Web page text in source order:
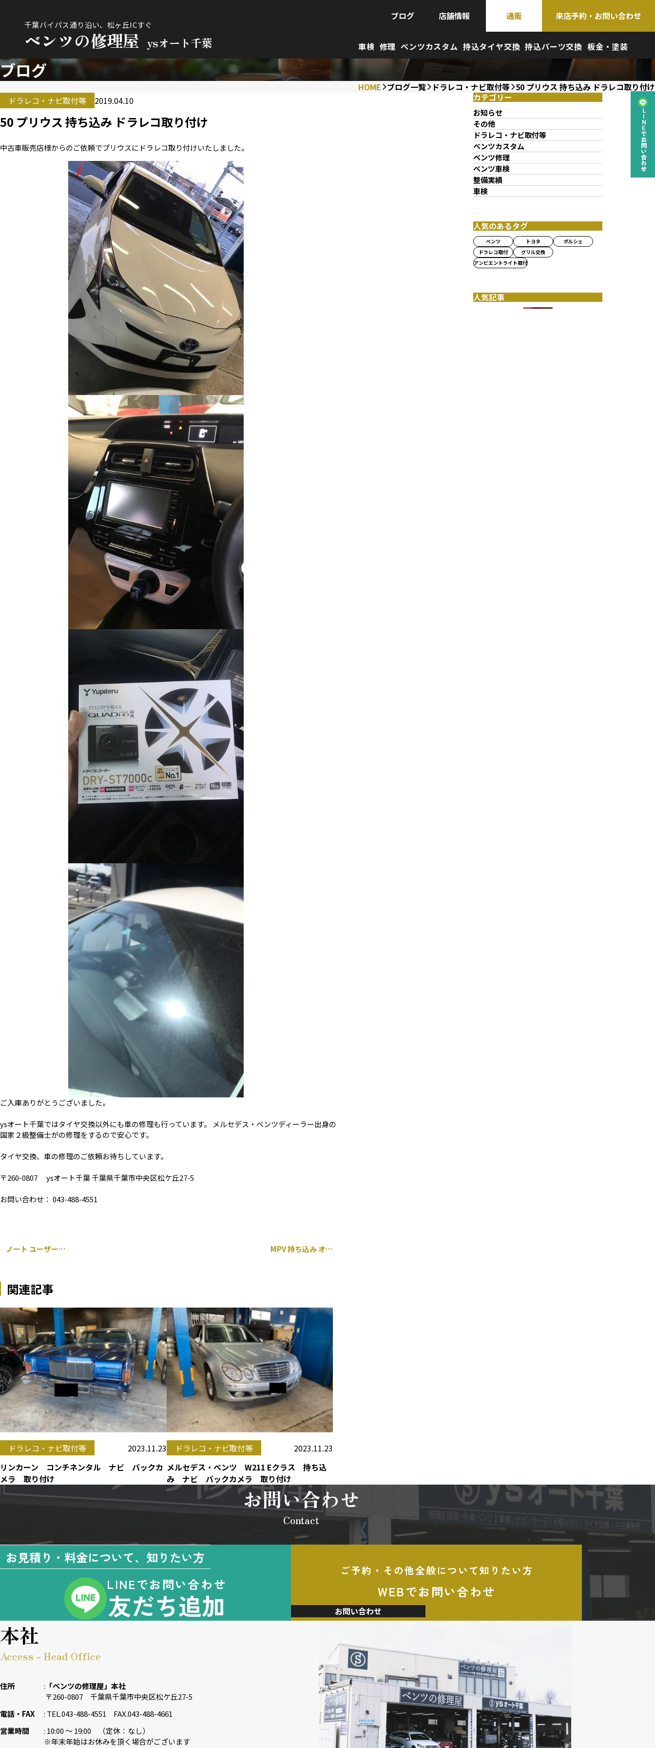
千葉バイパス通り沿い、松ヶ丘ICすぐ
ベンツの修理屋 ysオート千葉
ブログ 店舗情報 通販 来店予約・お問い合わせ
車検 修理 ベンツカスタム 持込タイヤ交換 持込パーツ交換 板金・塗装
LINEでお問い合わせ
ブログ
HOME ブログ一覧 ドラレコ・ナビ取付等 50 プリウス 持ち込み ドラレコ取り付け
ドラレコ・ナビ取付等
2019.04.10
50 プリウス 持ち込み ドラレコ取り付け
中古車販売店様からのご依頼でプリウスにドラレコ取り付けいたしました。
ご入庫ありがとうございました。
ysオート千葉ではタイヤ交換以外にも車の修理も行っています。 メルセデス・ベンツディーラー出身の
国家２級整備士がの修理をするので安心です。
タイヤ交換、車の修理のご依頼お待ちしています。
〒260-0807 ysオート千葉 千葉県千葉市中央区松ケ丘27-5
お問い合わせ： 043-488-4551
ノート ユーザー車検代行 MPV 持ち込み オルタネーター 交換
関連記事
ドラレコ・ナビ取付等
2023.11.23
リンカーン コンチネンタル ナビ バックカ
メラ 取り付け
ドラレコ・ナビ取付等
2023.11.23
メルセデス・ベンツ W211 Eクラス 持ち込
み ナビ バックカメラ 取り付け
カテゴリー
お知らせ
その他
ドラレコ・ナビ取付等
ベンツカスタム
ベンツ修理
ベンツ車検
整備実績
車検
人気のあるタグ
ベンツ トヨタ
ポルシェ
ドラレコ取付
グリル交換
アンビエントライト取付
人気記事
お問い合わせ
Contact
お見積り・料金について、知りたい方
LINEでお問い合わせ
友だち追加
ご予約・その他全般について知りたい方
WEBでお問い合わせ
お問い合わせ
本社
Access - Head Office
住所
「ベンツの修理屋」本社
〒260-0807 千葉県千葉市中央区松ケ丘27-5
電話・FAX
TEL.043-488-4551 FAX.043-488-4661
営業時間
10:00 〜 19:00 （定休：なし）
※年末年始はお休みを頂く場合がございます